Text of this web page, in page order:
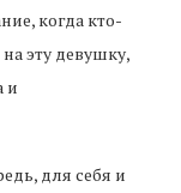
когда кто-
эту девушку,
и
для себя и